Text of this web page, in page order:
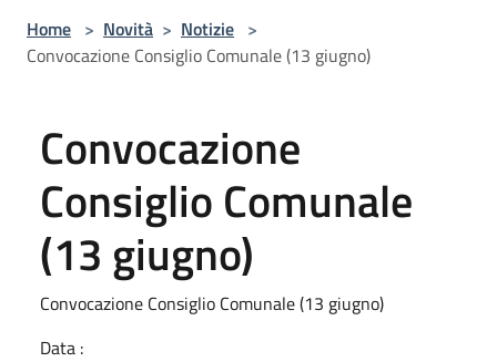
Home > Novità > Notizie >
Convocazione Consiglio Comunale (13 giugno)
Convocazione
Consiglio Comunale
(13 giugno)
Convocazione Consiglio Comunale (13 giugno)
Data :